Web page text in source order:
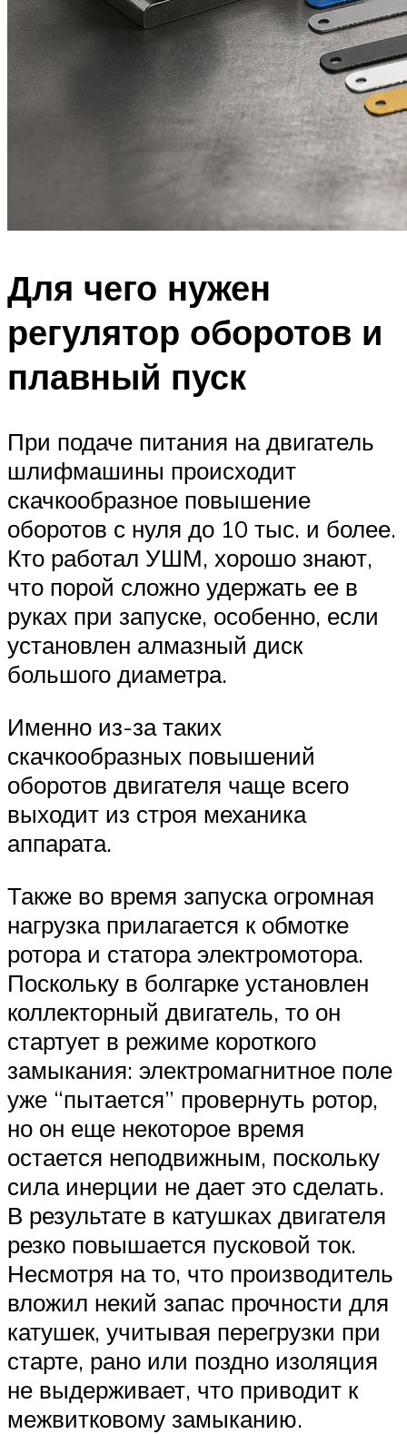
Для чего нужен
регулятор оборотов и
плавный пуск
При подаче питания на двигатель
шлифмашины происходит
скачкообразное повышение
оборотов с нуля до 10 тыс. и более.
Кто работал УШМ, хорошо знают,
что порой сложно удержать ее в
руках при запуске, особенно, если
установлен алмазный диск
большого диаметра.
Именно из-за таких
скачкообразных повышений
оборотов двигателя чаще всего
выходит из строя механика
аппарата.
Также во время запуска огромная
нагрузка прилагается к обмотке
ротора и статора электромотора.
Поскольку в болгарке установлен
коллекторный двигатель, то он
стартует в режиме короткого
замыкания: электромагнитное поле
уже “пытается” провернуть ротор,
но он еще некоторое время
остается неподвижным, поскольку
сила инерции не дает это сделать.
В результате в катушках двигателя
резко повышается пусковой ток.
Несмотря на то, что производитель
вложил некий запас прочности для
катушек, учитывая перегрузки при
старте, рано или поздно изоляция
не выдерживает, что приводит к
межвитковому замыканию.